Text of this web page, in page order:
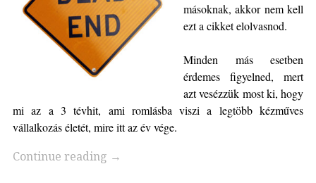
másoknak, akkor nem kell
ezt a cikket elolvasnod.
Minden más esetben
érdemes figyelned, mert
azt vesézzük most ki, hogy
mi az a 3 tévhit, ami romlásba viszi a legtöbb kézműves
vállalkozás életét, mire itt az év vége.
Continue reading →